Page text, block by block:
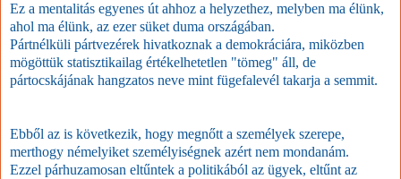
Ez a mentalitás egyenes út ahhoz a helyzethez, melyben ma élünk,
ahol ma élünk, az ezer süket duma országában.
Pártnélküli pártvezérek hivatkoznak a demokráciára, miközben
mögöttük statisztikailag értékelhetetlen "tömeg" áll, de
pártocskájának hangzatos neve mint fügefalevél takarja a semmit.
Ebből az is következik, hogy megnőtt a személyek szerepe,
merthogy némelyiket személyiségnek azért nem mondanám.
Ezzel párhuzamosan eltűntek a politikából az ügyek, eltűnt az